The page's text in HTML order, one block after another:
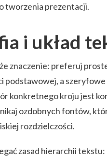
tworzenia prezentacji.
i układ
znaczenie: preferuj
podstawowej, a
konkretnego kroju jest
ozdobnych fontów,
rozdzielczości.
zasad hierarchii